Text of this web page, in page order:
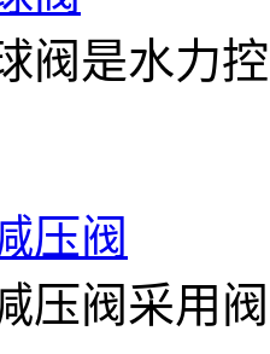
阀是水力
压阀
压阀采用